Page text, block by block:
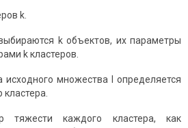
k.
k объектов, их параметры
k кластеров.
множества I определяется
тяжести каждого кластера, как